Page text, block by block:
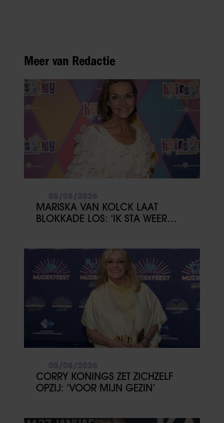
Meer van Redactie
MARISKA VAN KOLCK LAAT
BLOKKADE LOS: ‘IK STA WEER
CORRY KONINGS ZET ZICHZELF
OPZIJ: ‘VOOR MIJN GEZIN’